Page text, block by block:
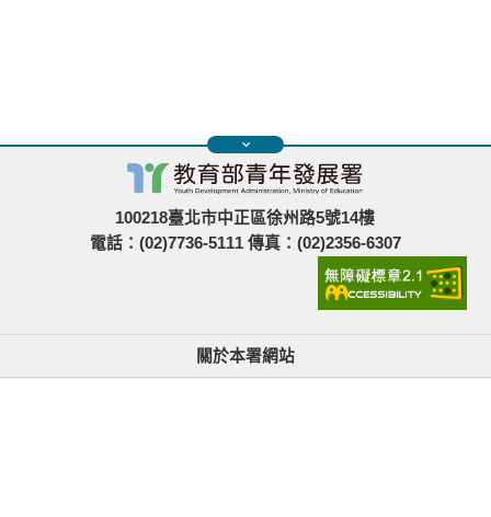
100218臺北市中正區徐州路5號14樓
電話：(02)7736-5111 傳真：(02)2356-6307
關於本署網站